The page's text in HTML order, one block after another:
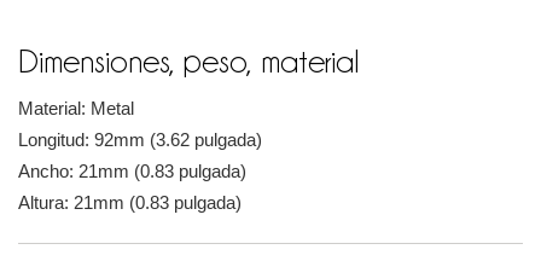
Dimensiones, peso, material
Material: Metal
Longitud: 92mm (3.62 pulgada)
Ancho: 21mm (0.83 pulgada)
Altura: 21mm (0.83 pulgada)